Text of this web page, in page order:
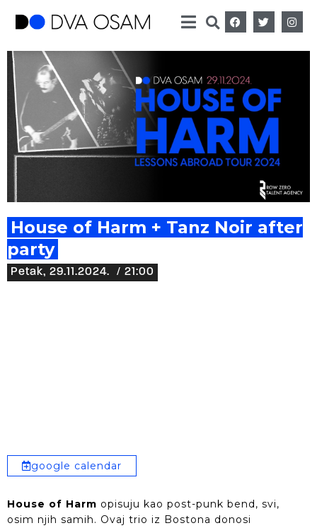
House of Harm + Tanz Noir after
party
Petak, 29.11.2024. / 21:00
google calendar
House of Harm opisuju kao post-punk bend, svi,
osim njih samih. Ovaj trio iz Bostona donosi